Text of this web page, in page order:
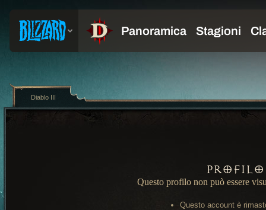
Profilo
Questo profilo non può essere
Questo account è
Diablo III